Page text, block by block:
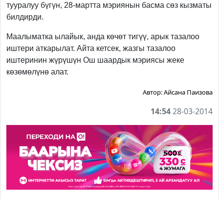
тууралуу бүгүн, 28-мартта мэриянын басма сөз кызматы
билдирди.
Маалыматка ылайык, анда көчөт тигүү, арык тазалоо
иштери аткарылат. Айта кетсек, жазгы тазалоо
иштеринин жүрүшүн Ош шаардык мэриясы жеке
көзөмөлүнө алат.
Автор:Айсана Паизова
14:5428-03-2014